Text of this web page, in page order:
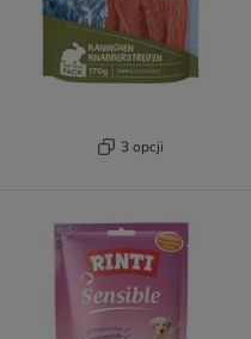
3 opcji